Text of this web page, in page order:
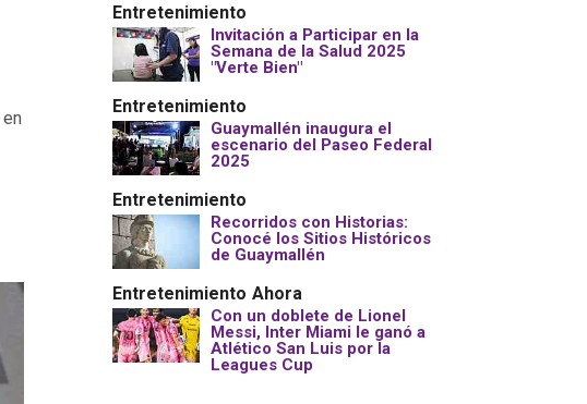
Entretenimiento
Invitación a Participar en la
Semana de la Salud 2025
"Verte Bien"
Entretenimiento
Guaymallén inaugura el
escenario del Paseo Federal
2025
Entretenimiento
Recorridos con Historias:
Conocé los Sitios Históricos
de Guaymallén
Entretenimiento Ahora
Con un doblete de Lionel
Messi, Inter Miami le ganó a
Atlético San Luis por la
Leagues Cup